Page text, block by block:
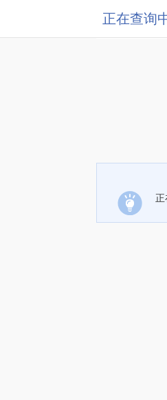
正在查询
正